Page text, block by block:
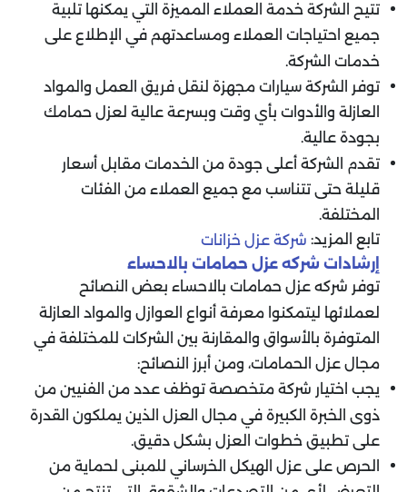
تتيح الشركة خدمة العملاء المميزة التي يمكنها تلبية
جميع احتياجات العملاء ومساعدتهم في الإطلاع على
خدمات الشركة.
توفر الشركة سيارات مجهزة لنقل فريق العمل والمواد
العازلة والأدوات بأي وقت وبسرعة عالية لعزل حمامك
بجودة عالية.
تقدم الشركة أعلى جودة من الخدمات مقابل أسعار
قليلة حتى تتناسب مع جميع العملاء من الفئات
المختلفة.
تابع المزيد: شركة عزل خزانات
إرشادات شركه عزل حمامات بالاحساء
توفر شركه عزل حمامات بالاحساء بعض النصائح
لعملائها ليتمكنوا معرفة أنواع العوازل والمواد العازلة
المتوفرة بالأسواق والمقارنة بين الشركات للمختلفة في
مجال عزل الحمامات، ومن أبرز النصائح:
يجب اختيار شركة متخصصة توظف عدد من الفنيين من
ذوى الخبرة الكبيرة في مجال العزل الذين يملكون القدرة
على تطبيق خطوات العزل بشكل دقيق.
الحرص على عزل الهيكل الخرساني للمبنى لحماية من